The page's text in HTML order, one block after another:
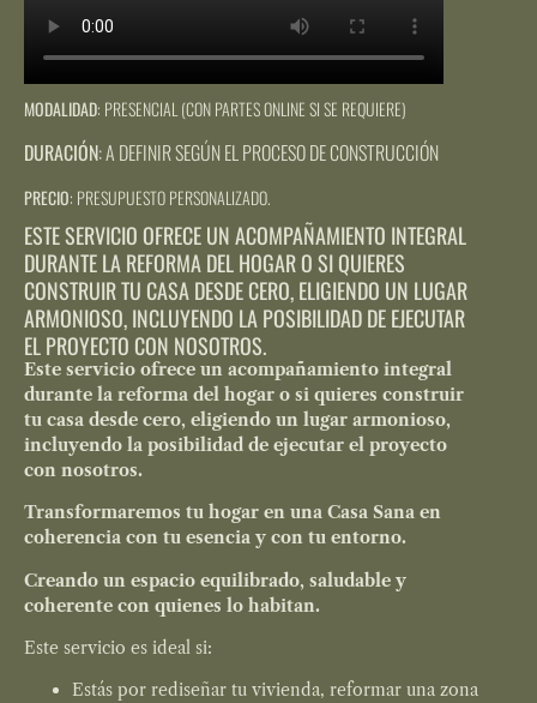
MODALIDAD: PRESENCIAL (CON PARTES ONLINE SI SE REQUIERE)
DURACIÓN: A DEFINIR SEGÚN EL PROCESO DE CONSTRUCCIÓN
PRECIO: PRESUPUESTO PERSONALIZADO.
ESTE SERVICIO OFRECE UN ACOMPAÑAMIENTO INTEGRAL
DURANTE LA REFORMA DEL HOGAR O SI QUIERES
CONSTRUIR TU CASA DESDE CERO, ELIGIENDO UN LUGAR
ARMONIOSO, INCLUYENDO LA POSIBILIDAD DE EJECUTAR
EL PROYECTO CON NOSOTROS.
Este servicio ofrece un acompañamiento integral
durante la reforma del hogar o si quieres construir
tu casa desde cero, eligiendo un lugar armonioso,
incluyendo la posibilidad de ejecutar el proyecto
con nosotros.
Transformaremos tu hogar en una Casa Sana en
coherencia con tu esencia y con tu entorno.
Creando un espacio equilibrado, saludable y
coherente con quienes lo habitan.
Este servicio es ideal si:
Estás por rediseñar tu vivienda, reformar una zona